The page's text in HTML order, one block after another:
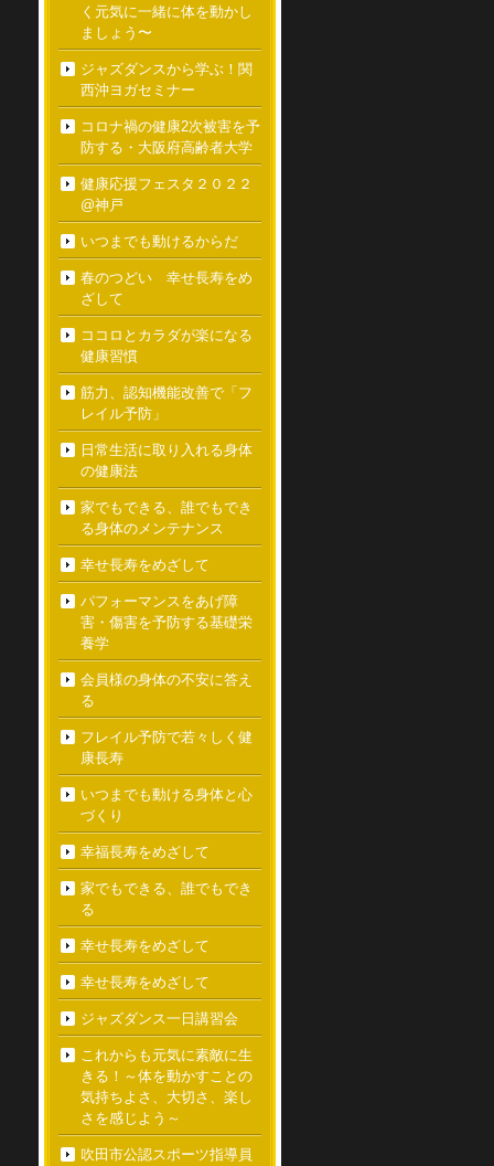
く元気に一緒に体を動かし
ましょう〜
ジャズダンスから学ぶ！関
西沖ヨガセミナー
コロナ禍の健康2次被害を予
防する・大阪府高齢者大学
健康応援フェスタ２０２２
@神戸
いつまでも動けるからだ
春のつどい 幸せ長寿をめ
ざして
ココロとカラダが楽になる
健康習慣
筋力、認知機能改善で「フ
レイル予防」
日常生活に取り入れる身体
の健康法
家でもできる、誰でもでき
る身体のメンテナンス
幸せ長寿をめざして
パフォーマンスをあげ障
害・傷害を予防する基礎栄
養学
会員様の身体の不安に答え
る
フレイル予防で若々しく健
康長寿
いつまでも動ける身体と心
づくり
幸福長寿をめざして
家でもできる、誰でもでき
る
幸せ長寿をめざして
幸せ長寿をめざして
ジャズダンス一日講習会
これからも元気に素敵に生
きる！～体を動かすことの
気持ちよさ、大切さ、楽し
さを感じよう～
吹田市公認スポーツ指導員